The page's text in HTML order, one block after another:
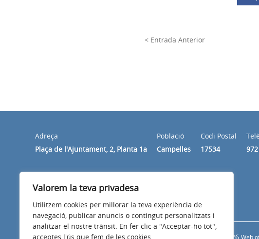
Valorem la teva privadesa
Utilitzem cookies per millorar la teva experiència de
navegació, publicar anuncis o contingut personalitzats i
analitzar el nostre trànsit. En fer clic a "Acceptar-ho tot",
acceptes l'ús que fem de les cookies.
< Entrada Anterior
Adreça
Plaça de l'Ajuntament, 2, Planta 1a
Població
Campelles
Codi Postal
17534
De dilluns a divendres de 10 h a 14 h.
Avís legal Política de privacitat © 2026